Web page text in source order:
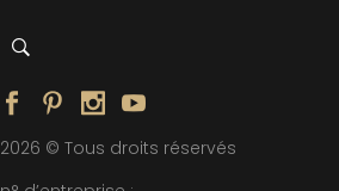
2026 © Tous droits réservés